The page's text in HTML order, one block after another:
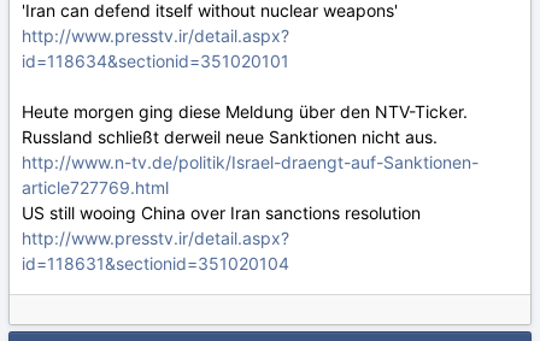
'Iran can defend itself without nuclear weapons'
http://www.presstv.ir/detail.aspx?
id=118634&sectionid=351020101
Heute morgen ging diese Meldung über den NTV-Ticker.
Russland schließt derweil neue Sanktionen nicht aus.
http://www.n-tv.de/politik/Israel-draengt-auf-Sanktionen-
article727769.html
US still wooing China over Iran sanctions resolution
http://www.presstv.ir/detail.aspx?
id=118631&sectionid=351020104